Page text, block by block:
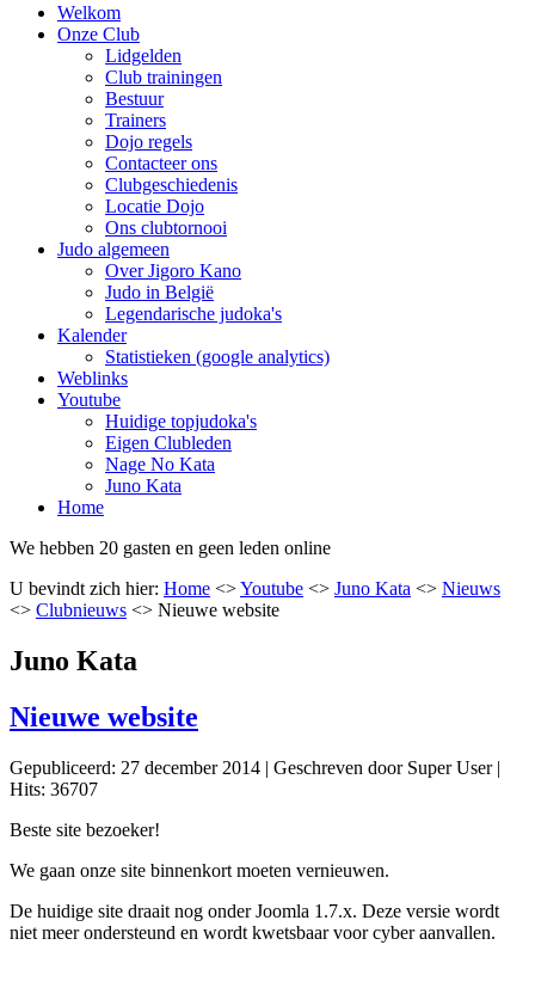
Welkom
Onze Club
Lidgelden
Club trainingen
Bestuur
Trainers
Dojo regels
Contacteer ons
Clubgeschiedenis
Locatie Dojo
Ons clubtornooi
Judo algemeen
Over Jigoro Kano
Judo in België
Legendarische judoka's
Kalender
Statistieken (google analytics)
Weblinks
Youtube
Huidige topjudoka's
Eigen Clubleden
Nage No Kata
Juno Kata
Home
We hebben 20 gasten en geen leden online
U bevindt zich hier: Home <>Youtube <> Juno Kata <> Nieuws
<> Clubnieuws <> Nieuwe website
Juno Kata
Nieuwe website
Gepubliceerd: 27 december 2014 | Geschreven door Super User|
Hits: 36707
Beste site bezoeker!
We gaan onze site binnenkort moeten vernieuwen.
De huidige site draait nog onder Joomla 1.7.x. Deze versie wordt
niet meer ondersteund en wordt kwetsbaar voor cyber aanvallen.